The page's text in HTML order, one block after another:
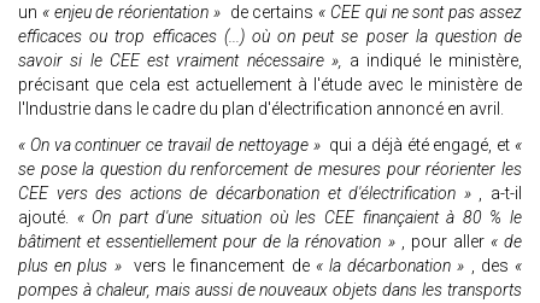
un « enjeu de réorientation » de certains « CEE qui ne sont pas assez
efficaces ou trop efficaces (...) où on peut se poser la question de
savoir si le CEE est vraiment nécessaire », a indiqué le ministère,
précisant que cela est actuellement à l'étude avec le ministère de
l'Industrie dans le cadre du plan d'électrification annoncé en avril.
« On va continuer ce travail de nettoyage » qui a déjà été engagé, et «
se pose la question du renforcement de mesures pour réorienter les
CEE vers des actions de décarbonation et d'électrification » , a-t-il
ajouté. « On part d'une situation où les CEE finançaient à 80 % le
bâtiment et essentiellement pour de la rénovation » , pour aller « de
plus en plus »
vers le financement de « la décarbonation » , des «
pompes à chaleur, mais aussi de nouveaux objets dans les transports